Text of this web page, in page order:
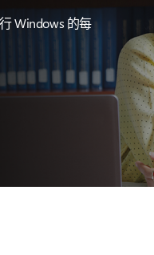
Windows 的每